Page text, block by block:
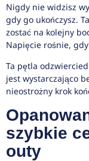
Nigdy nie widzisz
gdy go ukończysz.
zostać na kolejny
Napięcie rośnie,
Ta pętla
jest wystarczająco
nieostrożny krok
szybkie
outy